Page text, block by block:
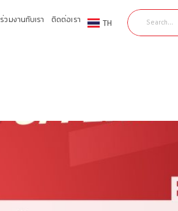
ร่วมงานกับเรา ติดต่อเรา TH
EN